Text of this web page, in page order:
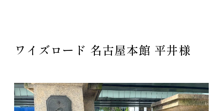
ワイズロード 名古屋本館 平井様